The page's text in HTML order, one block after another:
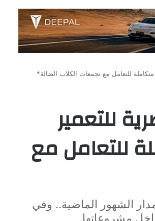
للتعامل مع تجمعات الكلاب الضالة*
للتعمير
للتعامل مع
الشهور الماضية.. وفي
مشروعاتها.